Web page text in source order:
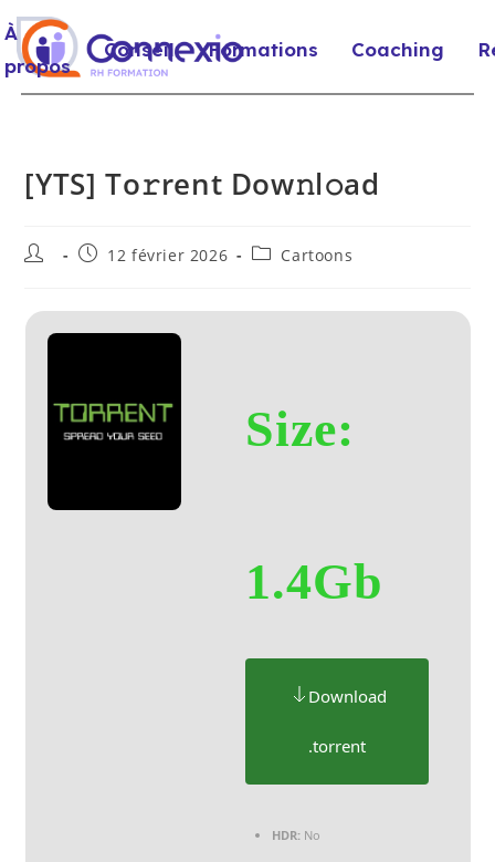
À
propos
Conseil Formations Coaching
[YTS] To𝚛rent Dow𝚗l𝚘ad
12 février 2026 Cartoons
Size:
1.4Gb
Download
.torrent
HDR:No